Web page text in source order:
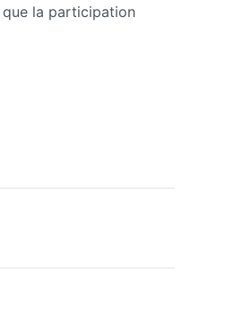
la participation